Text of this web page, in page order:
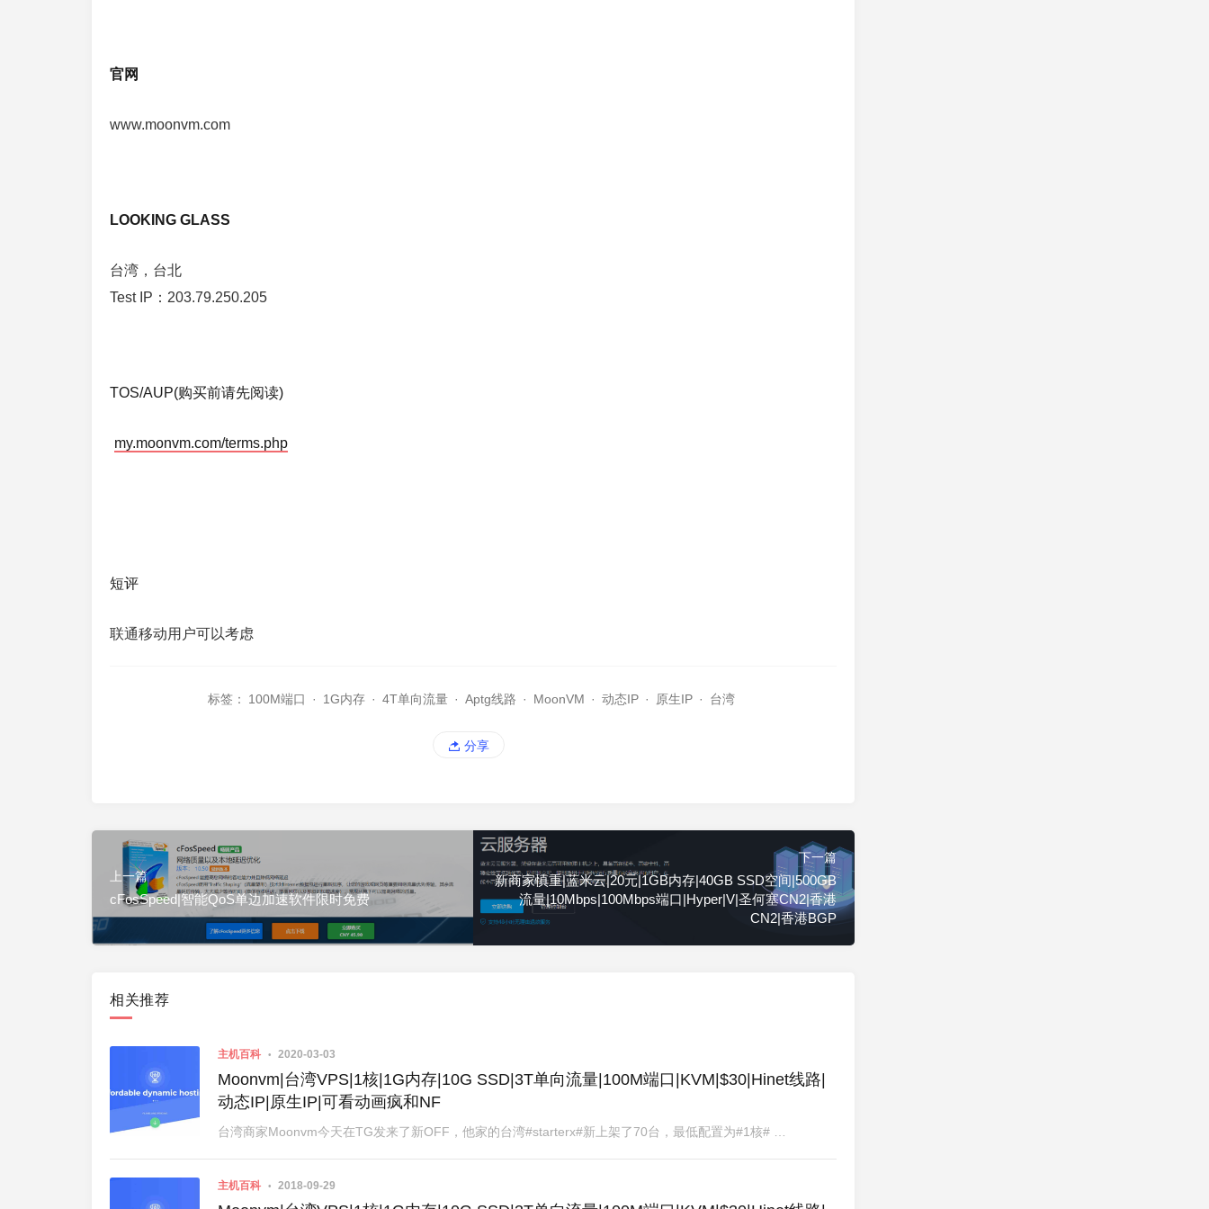
官网
www.moonvm.com
LOOKING GLASS
台湾，台北
Test IP：203.79.250.205
TOS/AUP(购买前请先阅读)
my.moonvm.com/terms.php
短评
联通移动用户可以考虑
标签： 100M端口 · 1G内存 · 4T单向流量 · Aptg线路 · MoonVM · 动态IP · 原生IP · 台湾
分享
上一篇
cFosSpeed|智能QoS单边加速软件限时免费
下一篇
新商家慎重|蓝米云|20元|1GB内存|40GB SSD空间|500GB
流量|10Mbps|100Mbps端口|Hyper|V|圣何塞CN2|香港
CN2|香港BGP
相关推荐
主机百科 2020-03-03
Moonvm|台湾VPS|1核|1G内存|10G SSD|3T单向流量|100M端口|KVM|$30|Hinet线路|
动态IP|原生IP|可看动画疯和NF
台湾商家Moonvm今天在TG发来了新OFF，他家的台湾#starterx#新上架了70台，最低配置为#1核# …
主机百科 2018-09-29